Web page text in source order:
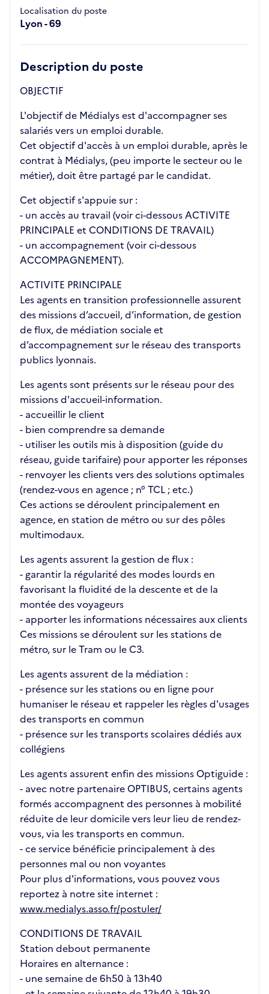
Localisation du poste
Lyon - 69
Description du poste
OBJECTIF
L'objectif de Médialys est d'accompagner ses
salariés vers un emploi durable.
Cet objectif d'accès à un emploi durable, après le
contrat à Médialys, (peu importe le secteur ou le
métier), doit être partagé par le candidat.
Cet objectif s'appuie sur :
- un accès au travail (voir ci-dessous ACTIVITE
PRINCIPALE et CONDITIONS DE TRAVAIL)
- un accompagnement (voir ci-dessous
ACCOMPAGNEMENT).
ACTIVITE PRINCIPALE
Les agents en transition professionnelle assurent
des missions d’accueil, d’information, de gestion
de flux, de médiation sociale et
d’accompagnement sur le réseau des transports
publics lyonnais.
Les agents sont présents sur le réseau pour des
missions d'accueil-information.
- accueillir le client
- bien comprendre sa demande
- utiliser les outils mis à disposition (guide du
réseau, guide tarifaire) pour apporter les réponses
- renvoyer les clients vers des solutions optimales
(rendez-vous en agence ; n° TCL ; etc.)
Ces actions se déroulent principalement en
agence, en station de métro ou sur des pôles
multimodaux.
Les agents assurent la gestion de flux :
- garantir la régularité des modes lourds en
favorisant la fluidité de la descente et de la
montée des voyageurs
- apporter les informations nécessaires aux clients
Ces missions se déroulent sur les stations de
métro, sur le Tram ou le C3.
Les agents assurent de la médiation :
- présence sur les stations ou en ligne pour
humaniser le réseau et rappeler les règles d'usages
des transports en commun
- présence sur les transports scolaires dédiés aux
collégiens
Les agents assurent enfin des missions Optiguide :
- avec notre partenaire OPTIBUS, certains agents
formés accompagnent des personnes à mobilité
réduite de leur domicile vers leur lieu de rendez-
vous, via les transports en commun.
- ce service bénéficie principalement à des
personnes mal ou non voyantes
Pour plus d'informations, vous pouvez vous
reportez à notre site internet :
www.medialys.asso.fr/postuler/
CONDITIONS DE TRAVAIL
Station debout permanente
Horaires en alternance :
- une semaine de 6h50 à 13h40